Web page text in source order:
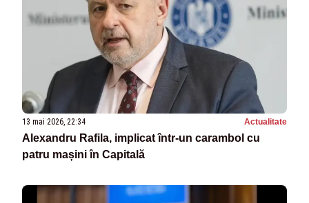
13 mai 2026, 22:34 Actualitate
Alexandru Rafila, implicat într-un carambol cu
patru mașini în Capitală